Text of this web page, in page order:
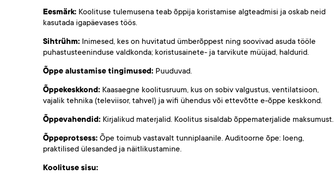
Eesmärk: Koolituse tulemusena teab õppija koristamise algteadmisi ja oskab neid
kasutada igapäevases töös.
Sihtrühm: Inimesed, kes on huvitatud ümberõppest ning soovivad asuda tööle
puhastusteeninduse valdkonda; koristusainete- ja tarvikute müüjad, haldurid.
Õppe alustamise tingimused: Puuduvad.
Õppekeskkond: Kaasaegne koolitusruum, kus on sobiv valgustus, ventilatsioon,
vajalik tehnika (televiisor, tahvel) ja wifi ühendus või ettevõtte e-õppe keskkond.
Õppevahendid: Kirjalikud materjalid. Koolitus sisaldab õppematerjalide maksumust.
Õppeprotsess: Õpe toimub vastavalt tunniplaanile. Auditoorne õpe: loeng,
praktilised ülesanded ja näitlikustamine.
Koolituse sisu: